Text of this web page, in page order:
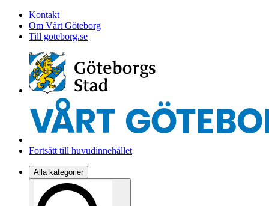
Kontakt
Om Vårt Göteborg
Till goteborg.se
Fortsätt till huvudinnehållet
Alla kategorier